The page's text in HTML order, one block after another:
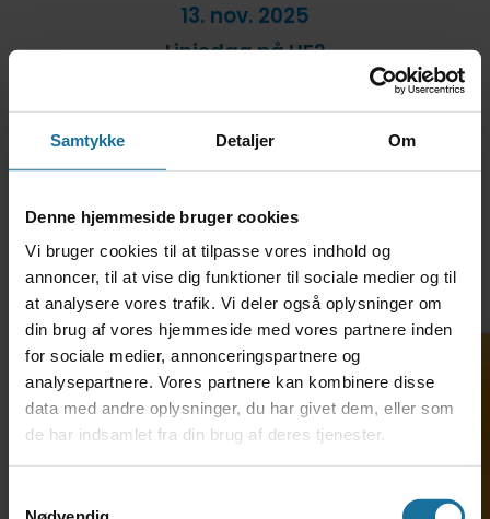
Samtykke Detaljer Om
Denne hjemmeside bruger cookies
Vi bruger cookies til at tilpasse vores indhold og
annoncer, til at vise dig funktioner til sociale medier og til
at analysere vores trafik. Vi deler også oplysninger om
din brug af vores hjemmeside med vores partnere inden
for sociale medier, annonceringspartnere og
analysepartnere. Vores partnere kan kombinere disse
data med andre oplysninger, du har givet dem, eller som
de har indsamlet fra din brug af deres tjenester.
13. nov. 2025
Linjedag på HF2
28. okt. 2025
Verdensmålsudfordringer på HF
Gå til nyhed